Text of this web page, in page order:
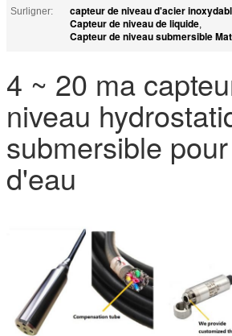
Surligner:
capteur de niveau d'acier
Capteur de niveau de liquide,
Capteur de niveau submersible
4 ~ 20 ma
niveau
submersible
d'eau